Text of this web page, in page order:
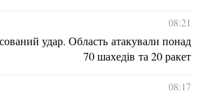
08:21
удар. Область атакували понад
70 шахедів та 20 ракет
08:17